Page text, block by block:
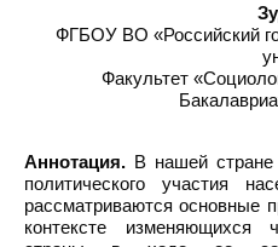
ФГБОУ ВО «Российский
Факультет
Аннотация. В нашей стране
политического участия
рассматриваются основные
контексте изменяющихся